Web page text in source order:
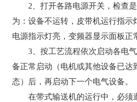
2、打开各路电源开关，检查是
为：设备不运转，皮带机运行指示
电源指示灯亮，变频器显示面板正
3、按工艺流程依次启动各电气
备正常启动（电机或其他设备已达
态）后，再启动下一个电气设备。
在带式输送机的运行中，必须